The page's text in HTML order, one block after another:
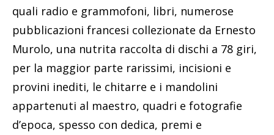
quali radio e grammofoni, libri, numerose
pubblicazioni francesi collezionate da Ernesto
Murolo, una nutrita raccolta di dischi a 78 giri,
per la maggior parte rarissimi, incisioni e
provini inediti, le chitarre e i mandolini
appartenuti al maestro, quadri e fotografie
d’epoca, spesso con dedica, premi e